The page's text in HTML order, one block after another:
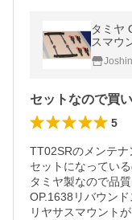
タミヤ
スマウ
別B
セットなので買
5
TT02SRのメンテナ
セットになってい
タミヤ製なので品質
OP.1638リバウン
リヤサスマウント